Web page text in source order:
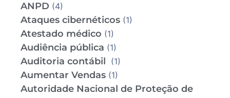
ANPD (4)
Ataques cibernéticos (1)
Atestado médico (1)
Audiência pública (1)
Auditoria contábil (1)
Aumentar Vendas (1)
Autoridade Nacional de Proteção de